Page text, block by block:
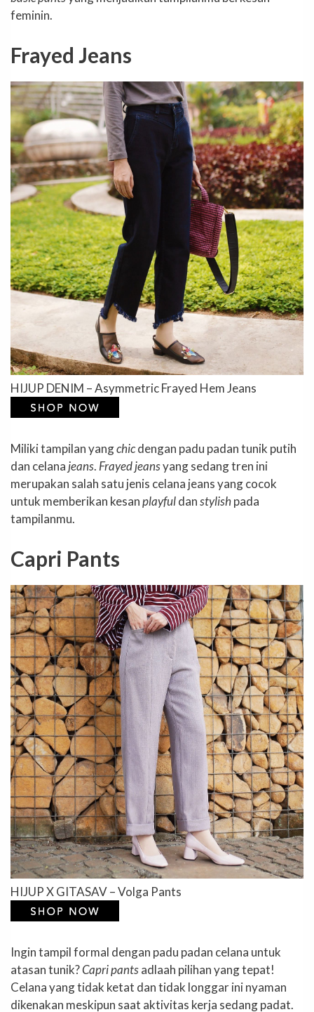
feminin.
Frayed Jeans
HIJUP DENIM – Asymmetric Frayed Hem Jeans
Miliki tampilan yangchicdengan padu padan tunik putih
dan celana jeans. Frayed jeansyang sedang tren ini
merupakan salah satu jenis celana jeans yang cocok
untuk memberikan kesanplayfuldanstylishpada
tampilanmu.
Capri Pants
HIJUP X GITASAV – Volga Pants
Ingin tampil formal dengan padu padan celana untuk
atasan tunik?Capri pantsadlaah pilihan yang tepat!
Celana yang tidak ketat dan tidak longgar ini nyaman
dikenakan meskipun saat aktivitas kerja sedang padat.